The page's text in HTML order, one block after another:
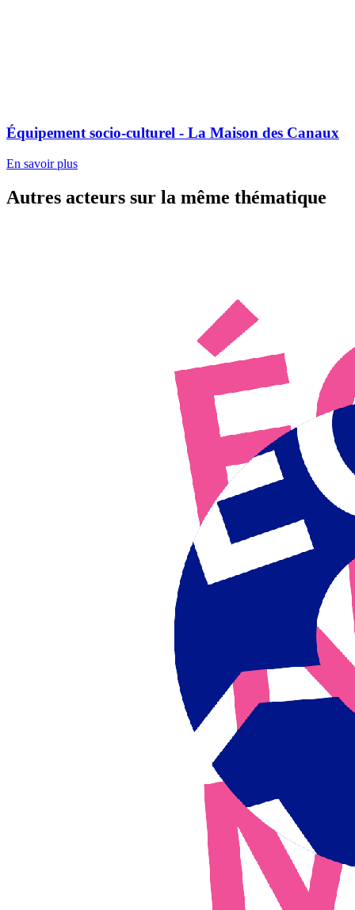
Équipement socio-culturel - La Maison des Canaux
En savoir plus
Autres acteurs sur la même thématique